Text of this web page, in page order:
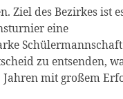
Ziel des Bezirkes ist
eine
zu entsenden,
Jahren mit großem